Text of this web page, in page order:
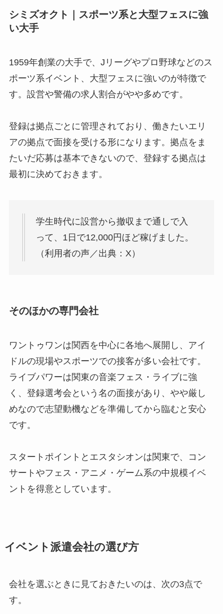
シミズオクト｜スポーツ系と大型フェスに強
い大手
1959年創業の大手で、Jリーグやプロ野球などのス
ポーツ系イベント、大型フェスに強いのが特徴で
す。設営や警備の求人割合がやや多めです。
登録は拠点ごとに管理されており、働きたいエリ
アの拠点で面接を受ける形になります。拠点をま
たいだ応募は基本できないので、登録する拠点は
最初に決めておきます。
学生時代に設営から撤収まで通しで入
って、1日で12,000円ほど稼げました。
（利用者の声／出典：X）
そのほかの専門会社
ワントゥワンは関西を中心に各地へ展開し、アイ
ドルの現場やスポーツでの接客が多い会社です。
ライブパワーは関東の音楽フェス・ライブに強
く、登録選考会という名の面接があり、やや厳し
めなので志望動機などを準備してから臨むと安心
です。
スタートポイントとエスタシオンは関東で、コン
サートやフェス・アニメ・ゲーム系の中規模イベ
ントを得意としています。
イベント派遣会社の選び方
会社を選ぶときに見ておきたいのは、次の3点で
す。